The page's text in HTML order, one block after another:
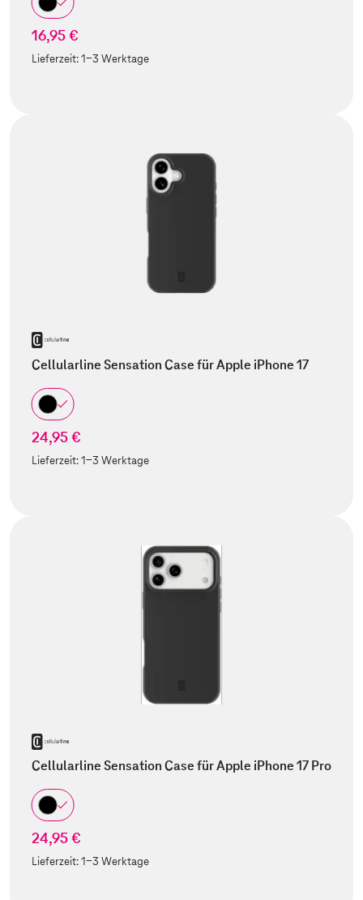
16,95 €
Lieferzeit:1-3 Werktage
Cellularline Sensation Case für Apple iPhone 17
24,95 €
Lieferzeit:1-3 Werktage
Cellularline Sensation Case für Apple iPhone 17 Pro
24,95 €
Lieferzeit:1-3 Werktage